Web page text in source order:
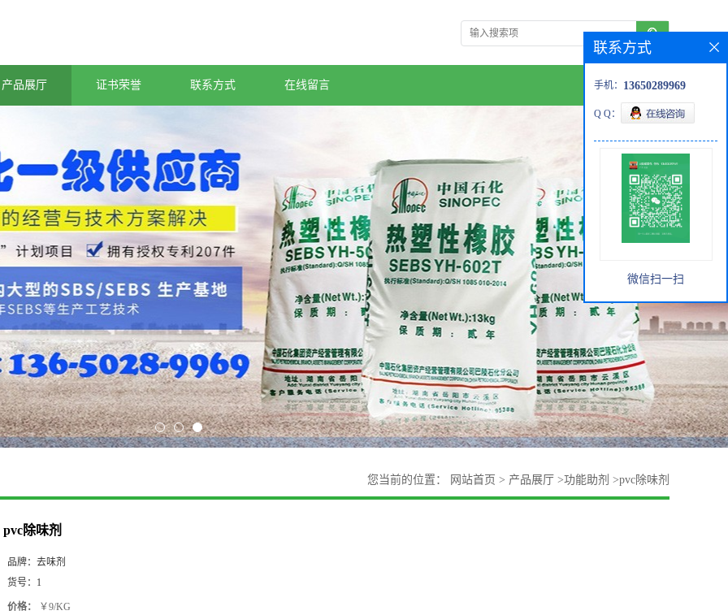
产品展厅 证书荣誉 联系方式 在线留言
您当前的位置： 网站首页 > 产品展厅 >功能助剂 >pvc除味剂
pvc除味剂
品牌： 去味剂
货号： 1
价格： ￥9/KG
联系方式
手机： 13650289969
Q Q：
微信扫一扫